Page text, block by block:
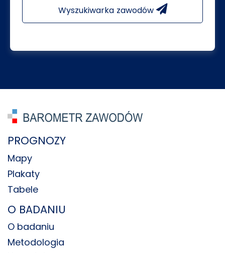
Wyszukiwarka zawodów
PROGNOZY
Mapy
Plakaty
Tabele
O BADANIU
O badaniu
Metodologia